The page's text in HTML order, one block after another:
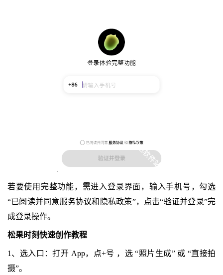
若要使用完整功能，需进入登录界面，输入手机号，勾选
“已阅读并同意服务协议和隐私政策”，点击“验证并登录”完
成登录操作。
松果时刻快速创作教程
1、选入口：打开 App，点+号 ，选 “照片生成” 或 “直接拍
摄”。